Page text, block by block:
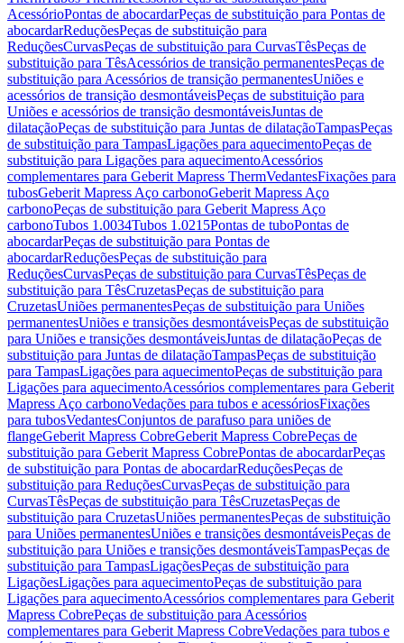
AcessórioPontas de abocardarPeças de substituição para Pontas de
abocardarReduçõesPeças de substituição para
ReduçõesCurvasPeças de substituição para CurvasTêsPeças de
substituição para TêsAcessórios de transição permanentesPeças de
substituição para Acessórios de transição permanentesUniões e
acessórios de transição desmontáveisPeças de substituição para
Uniões e acessórios de transição desmontáveisJuntas de
dilataçãoPeças de substituição para Juntas de dilataçãoTampasPeças
de substituição para TampasLigações para aquecimentoPeças de
substituição para Ligações para aquecimentoAcessórios
complementares para Geberit Mapress ThermVedantesFixações para
tubosGeberit Mapress Aço carbonoGeberit Mapress Aço
carbonoPeças de substituição para Geberit Mapress Aço
carbonoTubos 1.0034Tubos 1.0215Pontas de tuboPontas de
abocardarPeças de substituição para Pontas de
abocardarReduçõesPeças de substituição para
ReduçõesCurvasPeças de substituição para CurvasTêsPeças de
substituição para TêsCruzetasPeças de substituição para
CruzetasUniões permanentesPeças de substituição para Uniões
permanentesUniões e transições desmontáveisPeças de substituição
para Uniões e transições desmontáveisJuntas de dilataçãoPeças de
substituição para Juntas de dilataçãoTampasPeças de substituição
para TampasLigações para aquecimentoPeças de substituição para
Ligações para aquecimentoAcessórios complementares para Geberit
Mapress Aço carbonoVedações para tubos e acessóriosFixações
para tubosVedantesConjuntos de parafuso para uniões de
flangeGeberit Mapress CobreGeberit Mapress CobrePeças de
substituição para Geberit Mapress CobrePontas de abocardarPeças
de substituição para Pontas de abocardarReduçõesPeças de
substituição para ReduçõesCurvasPeças de substituição para
CurvasTêsPeças de substituição para TêsCruzetasPeças de
substituição para CruzetasUniões permanentesPeças de substituição
para Uniões permanentesUniões e transições desmontáveisPeças de
substituição para Uniões e transições desmontáveisTampasPeças de
substituição para TampasLigaçõesPeças de substituição para
LigaçõesLigações para aquecimentoPeças de substituição para
Ligações para aquecimentoAcessórios complementares para Geberit
Mapress CobrePeças de substituição para Acessórios
complementares para Geberit Mapress CobreVedações para tubos e